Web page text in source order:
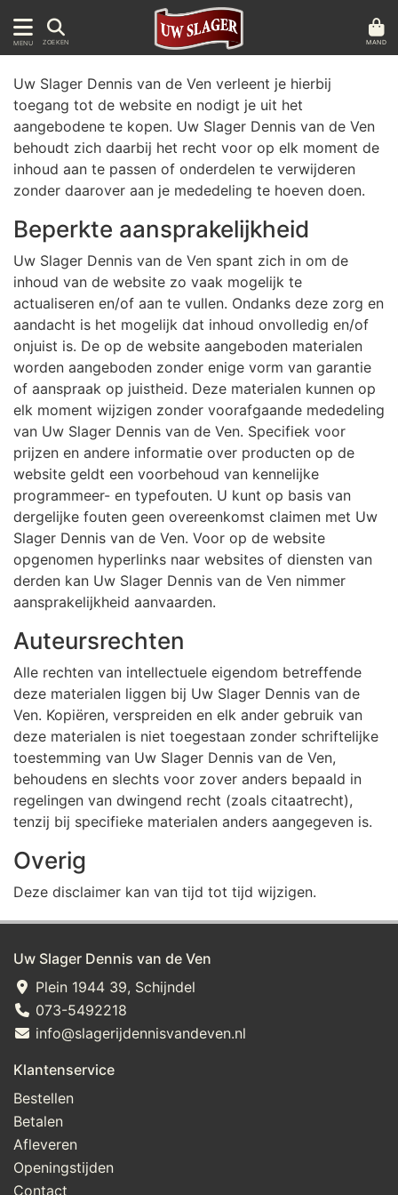
MENU ZOEKEN MAND
Uw Slager Dennis van de Ven verleent je hierbij
toegang tot de website en nodigt je uit het
aangebodene te kopen. Uw Slager Dennis van de Ven
behoudt zich daarbij het recht voor op elk moment de
inhoud aan te passen of onderdelen te verwijderen
zonder daarover aan je mededeling te hoeven doen.
Beperkte aansprakelijkheid
Uw Slager Dennis van de Ven spant zich in om de
inhoud van de website zo vaak mogelijk te
actualiseren en/of aan te vullen. Ondanks deze zorg en
aandacht is het mogelijk dat inhoud onvolledig en/of
onjuist is. De op de website aangeboden materialen
worden aangeboden zonder enige vorm van garantie
of aanspraak op juistheid. Deze materialen kunnen op
elk moment wijzigen zonder voorafgaande mededeling
van Uw Slager Dennis van de Ven. Specifiek voor
prijzen en andere informatie over producten op de
website geldt een voorbehoud van kennelijke
programmeer- en typefouten. U kunt op basis van
dergelijke fouten geen overeenkomst claimen met Uw
Slager Dennis van de Ven. Voor op de website
opgenomen hyperlinks naar websites of diensten van
derden kan Uw Slager Dennis van de Ven nimmer
aansprakelijkheid aanvaarden.
Auteursrechten
Alle rechten van intellectuele eigendom betreffende
deze materialen liggen bij Uw Slager Dennis van de
Ven. Kopiëren, verspreiden en elk ander gebruik van
deze materialen is niet toegestaan zonder schriftelijke
toestemming van Uw Slager Dennis van de Ven,
behoudens en slechts voor zover anders bepaald in
regelingen van dwingend recht (zoals citaatrecht),
tenzij bij specifieke materialen anders aangegeven is.
Overig
Deze disclaimer kan van tijd tot tijd wijzigen.
Uw Slager Dennis van de Ven
Plein 1944 39, Schijndel
073-5492218
info@slagerijdennisvandeven.nl
Klantenservice
Bestellen
Betalen
Afleveren
Openingstijden
Contact